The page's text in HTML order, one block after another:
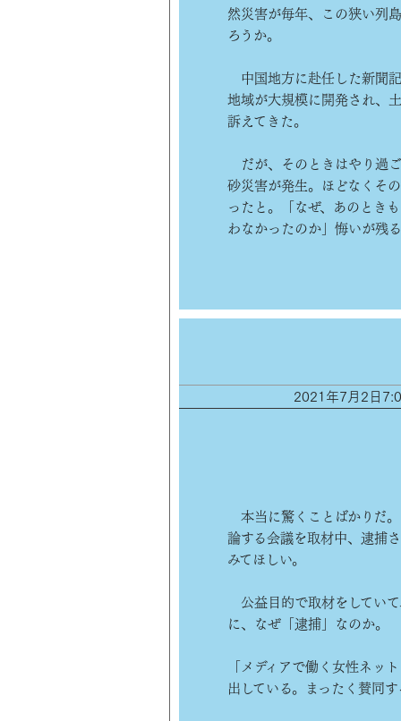
然災害が毎年、この狭い列
ろうか。
中国地方に赴任した新聞
地域が大規模に開発され、
訴えてきた。
だが、そのときはやり過
砂災害が発生。ほどなくそ
ったと。「なぜ、あのとき
わなかったのか」悔いが残
2021年7月2日
本当に驚くことばかりだ
論する会議を取材中、逮捕
みてほしい。
公益目的で取材をしてい
に、なぜ「逮捕」なのか。
「メディアで働く女性ネッ
出している。まったく賛同す